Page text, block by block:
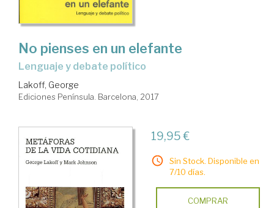
No pienses en un elefante
lenguaje y debate político
Lakoff, George
Ediciones Península. Barcelona, 2017
19,95 €
Sin Stock. Disponible en
7/10 días.
COMPRAR